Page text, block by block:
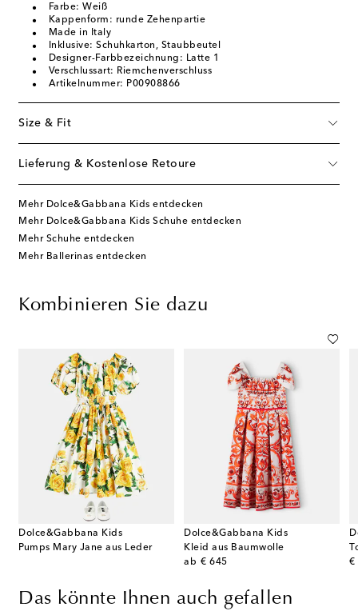
Farbe: Weiß
Kappenform: runde Zehenpartie
Made in Italy
Inklusive: Schuhkarton, Staubbeutel
Designer-Farbbezeichnung: Latte 1
Verschlussart: Riemchenverschluss
Artikelnummer: P00908866
Size & Fit
Lieferung & Kostenlose Retoure
Mehr Dolce&Gabbana Kids entdecken
Mehr Dolce&Gabbana Kids Schuhe entdecken
Mehr Schuhe entdecken
Mehr Ballerinas entdecken
Kombinieren Sie dazu
Dolce&Gabbana Kids
Pumps Mary Jane aus Leder
Dolce&Gabbana Kids
Kleid aus Baumwolle
ab € 645
original price
€
Das könnte Ihnen auch gefallen